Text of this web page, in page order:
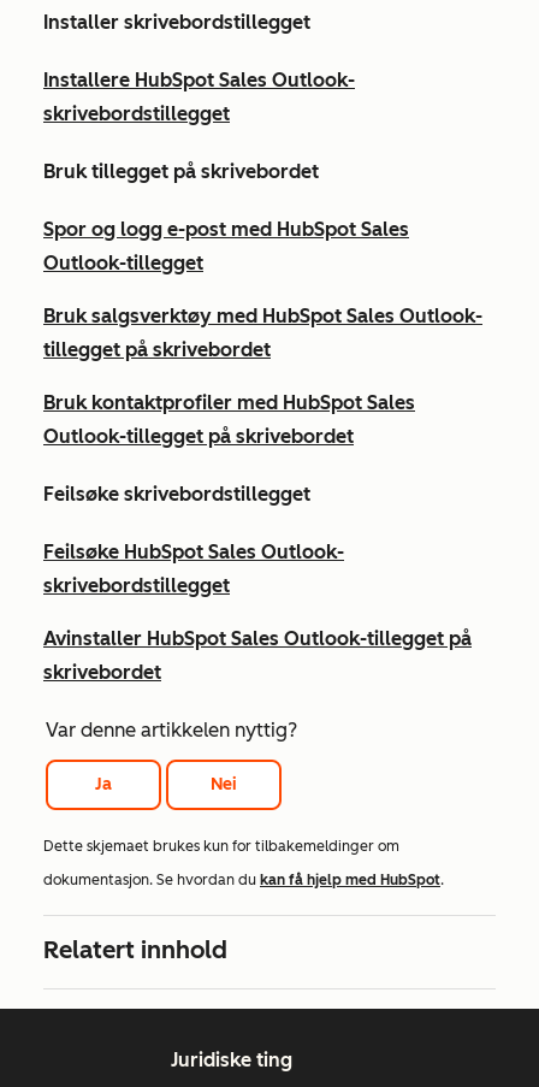
Installer skrivebordstillegget
Installere HubSpot Sales Outlook-
skrivebordstillegget
Bruk tillegget på skrivebordet
Spor og logg e-post med HubSpot Sales
Outlook-tillegget
Bruk salgsverktøy med HubSpot Sales Outlook-
tillegget på skrivebordet
Bruk kontaktprofiler med HubSpot Sales
Outlook-tillegget på skrivebordet
Feilsøke skrivebordstillegget
Feilsøke HubSpot Sales Outlook-
skrivebordstillegget
Avinstaller HubSpot Sales Outlook-tillegget på
skrivebordet
Var denne artikkelen nyttig?
Ja Nei
Dette skjemaet brukes kun for tilbakemeldinger om
dokumentasjon. Se hvordan du kan få hjelp med HubSpot.
Relatert innhold
Juridiske ting